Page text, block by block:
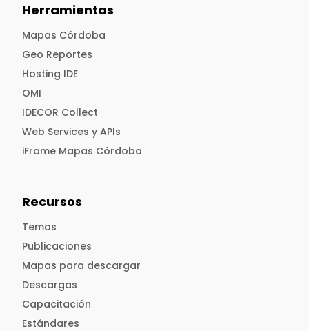
Herramientas
Mapas Córdoba
Geo Reportes
Hosting IDE
OMI
IDECOR Collect
Web Services y APIs
iFrame Mapas Córdoba
Recursos
Temas
Publicaciones
Mapas para descargar
Descargas
Capacitación
Estándares